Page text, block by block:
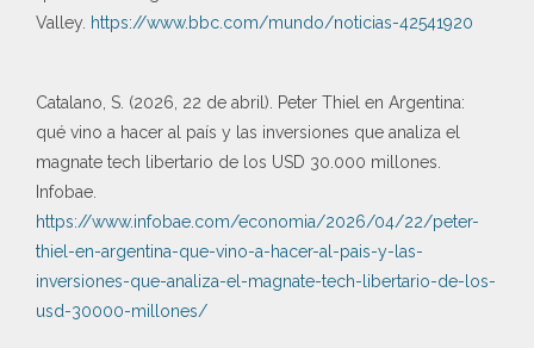
Valley. https://www.bbc.com/mundo/noticias-42541920
Catalano, S. (2026, 22 de abril). Peter Thiel en Argentina:
qué vino a hacer al país y las inversiones que analiza el
magnate tech libertario de los USD 30.000 millones.
Infobae.
https://www.infobae.com/economia/2026/04/22/peter-
thiel-en-argentina-que-vino-a-hacer-al-pais-y-las-
inversiones-que-analiza-el-magnate-tech-libertario-de-los-
usd-30000-millones/